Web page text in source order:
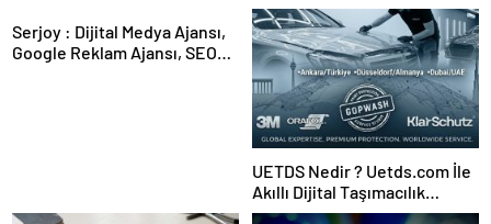
Serjoy : Dijital Medya Ajansı,
Google Reklam Ajansı, SEO
UETDS Nedir ? Uetds.com İle
Akıllı Dijital Taşımacılık
Yazılımı